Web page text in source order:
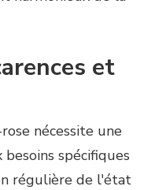
et
nécessite une
spécifiques
régulière de l'état